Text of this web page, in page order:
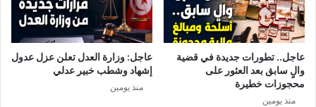
ا
ل
ج
د
عاجل.. تطورات جديدة في قضية
والٍ سابق بعد العثور على
محجوزات خطيرة
منذ يومين
عاجل: وزارة العدل تعلن عزل عدول
إشهاد وشطب خبير عدلي
منذ يومين